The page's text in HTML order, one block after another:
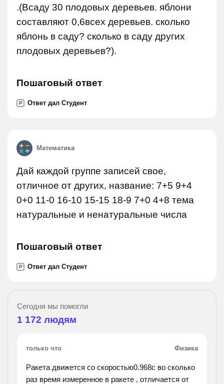
.(Всаду 30 плодовых деревьев. яблони
составляют 0,6всех деревьев. сколько
яблонь в саду? сколько в саду других
плодовых деревьев?).
Пошаговый ответ
P Ответ дал Студент
Математика
Дай каждой группе записей свое,
отличное от других, название: 7+5 9+4
0+0 11-0 16-10 15-15 18-9 7+0 4+8 тема
натуральные и ненатуральные числа
Пошаговый ответ
P Ответ дал Студент
Сегодня мы помогли
1 172 людям
только что Физика
Ракета движется со скоростью0.968c во сколько
раз время измеренное в ракете , отличается от